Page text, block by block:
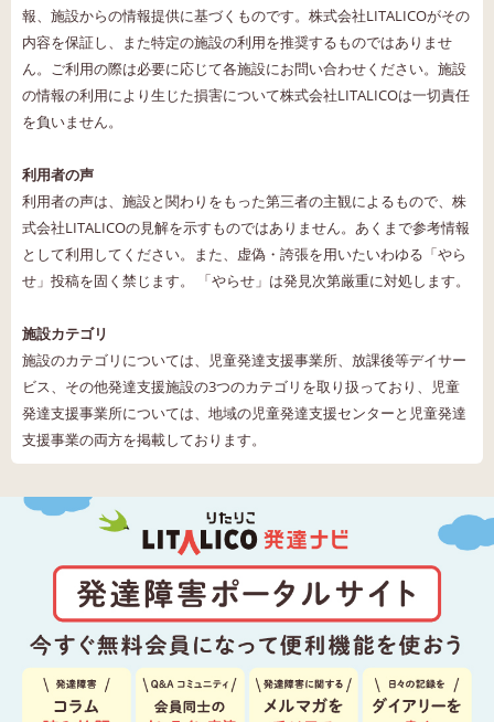
報、施設からの情報提供に基づくものです。株式会社LITALICOがその
内容を保証し、また特定の施設の利用を推奨するものではありませ
ん。ご利用の際は必要に応じて各施設にお問い合わせください。施設
の情報の利用により生じた損害について株式会社LITALICOは一切責任
を負いません。
利用者の声
利用者の声は、施設と関わりをもった第三者の主観によるもので、株
式会社LITALICOの見解を示すものではありません。あくまで参考情報
として利用してください。また、虚偽・誇張を用いたいわゆる「やら
せ」投稿を固く禁じます。 「やらせ」は発見次第厳重に対処します。
施設カテゴリ
施設のカテゴリについては、児童発達支援事業所、放課後等デイサー
ビス、その他発達支援施設の3つのカテゴリを取り扱っており、児童
発達支援事業所については、地域の児童発達支援センターと児童発達
支援事業の両方を掲載しております。